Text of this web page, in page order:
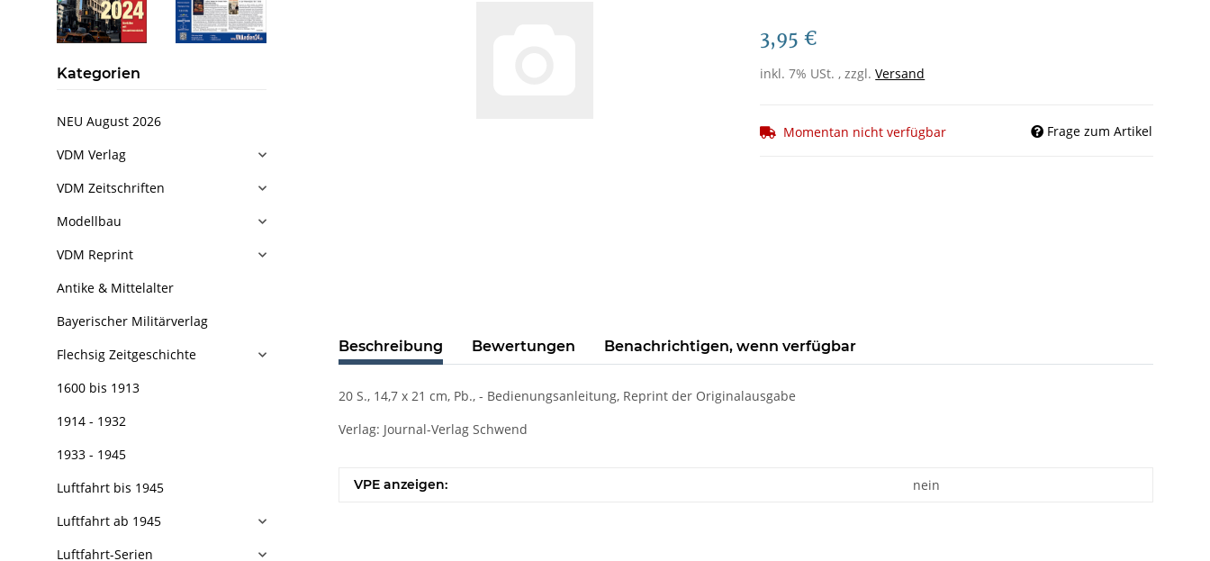
3,95 €
inkl. 7% USt. , zzgl.Versand
Momentan nicht verfügbar Frage zum Artikel
Beschreibung Bewertungen Benachrichtigen, wenn verfügbar
20 S., 14,7 x 21 cm, Pb., - Bedienungsanleitung, Reprint der Originalausgabe
Verlag: Journal-Verlag Schwend
VPE anzeigen: nein
Kategorien
NEU August 2026
VDM Verlag
VDM Zeitschriften
Modellbau
VDM Reprint
Antike & Mittelalter
Bayerischer Militärverlag
Flechsig Zeitgeschichte
1600 bis 1913
1914 - 1932
1933 - 1945
Luftfahrt bis 1945
Luftfahrt ab 1945
Luftfahrt-Serien